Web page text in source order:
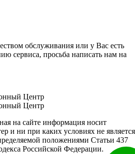
обслуживания или у Вас есть
сервиса, просьба написать нам на
на сайте информация носит
и ни при каких условиях не является
положениями Статьи 437
Российской Федерации.